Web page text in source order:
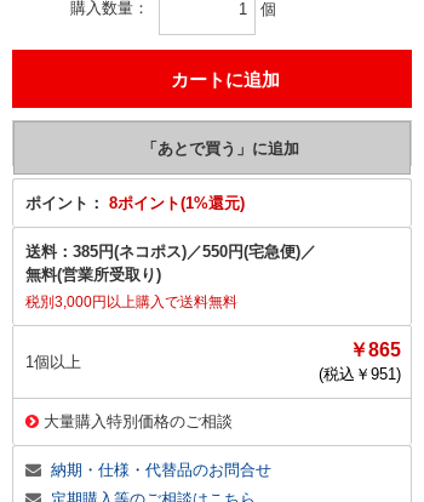
購入数量 個
ポイント： 8ポイント(1%還元)
送料： 385円(ネコポス)／550円(宅急便)／
無料(営業所受取り)
税別3,000円以上購入で送料無料
1個以上
￥865
(税込￥ 951)
大量購入特別価格のご相談
納期・仕様・代替品のお問合せ